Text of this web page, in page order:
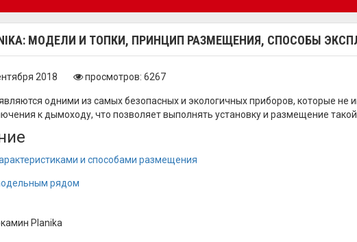
МОДЕЛИ И ТОПКИ, ПРИНЦИП РАЗМЕЩЕНИЯ, СПОСОБЫ
2018 просмотров: 6267
одними из самых безопасных и экологичных приборов, которые
к дымоходу, что позволяет выполнять установку и размещение такой
и способами размещения
рядом